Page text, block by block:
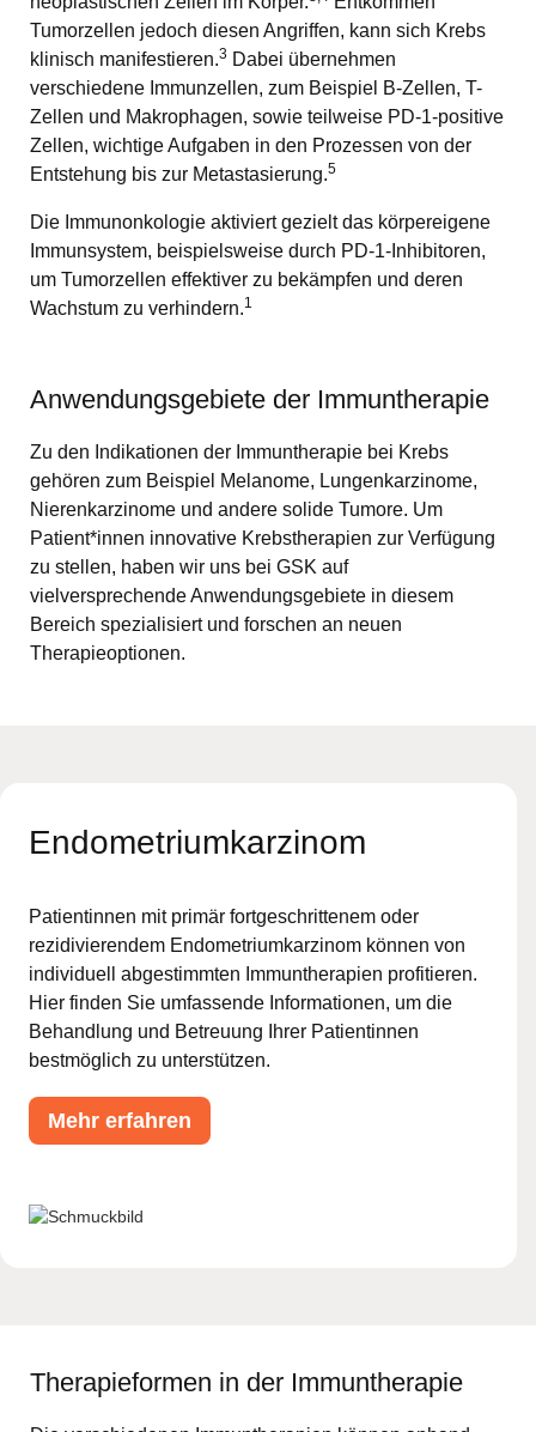
Tumorzellen jedoch diesen Angriffen, kann sich Krebs
klinisch manifestieren.3 Dabei übernehmen
verschiedene Immunzellen, zum Beispiel B-Zellen, T-
Zellen und Makrophagen, sowie teilweise PD-1-positive
Zellen, wichtige Aufgaben in den Prozessen von der
Entstehung bis zur Metastasierung.5
Die Immunonkologie aktiviert gezielt das körpereigene
Immunsystem, beispielsweise durch PD-1-Inhibitoren,
um Tumorzellen effektiver zu bekämpfen und deren
Wachstum zu verhindern.1
Anwendungsgebiete der Immuntherapie
Zu den Indikationen der Immuntherapie bei Krebs
gehören zum Beispiel Melanome, Lungenkarzinome,
Nierenkarzinome und andere solide Tumore. Um
Patient*innen innovative Krebstherapien zur Verfügung
zu stellen, haben wir uns bei GSK auf
vielversprechende Anwendungsgebiete in diesem
Bereich spezialisiert und forschen an neuen
Therapieoptionen.
Endometriumkarzinom
Patientinnen mit primär fortgeschrittenem oder
rezidivierendem Endometriumkarzinom können von
individuell abgestimmten Immuntherapien profitieren.
Hier finden Sie umfassende Informationen, um die
Behandlung und Betreuung Ihrer Patientinnen
bestmöglich zu unterstützen.
Mehr erfahren
Therapieformen in der Immuntherapie